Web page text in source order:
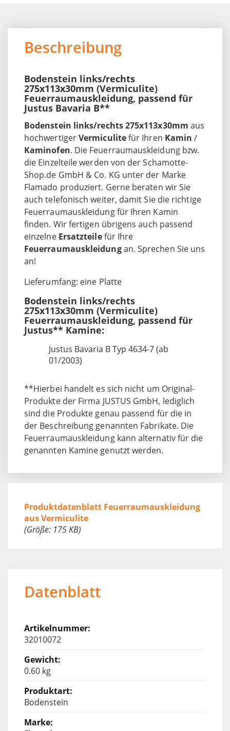
Beschreibung
Bodenstein links/rechts
275x113x30mm (Vermiculite)
Feuerraumauskleidung, passend für
Justus Bavaria B**
Bodenstein links/rechts 275x113x30mm aus
hochwertigerVermiculitefür Ihren Kamin/
Kaminofen. Die Feuerraumauskleidung bzw.
die Einzelteile werden von der Schamotte-
Shop.de GmbH & Co. KG unter der Marke
Flamado produziert. Gerne beraten wir Sie
auch telefonisch weiter, damit Sie die richtige
Feuerraumauskleidung für Ihren Kamin
finden. Wir fertigen übrigens auch passend
einzelne Ersatzteilefür Ihre
Feuerraumauskleidungan. Sprechen Sie uns
an!
Lieferumfang: eine Platte
Bodenstein links/rechts
275x113x30mm (Vermiculite)
Feuerraumauskleidung, passend für
Justus** Kamine:
Justus Bavaria B Typ 4634-7 (ab
01/2003)
**Hierbei handelt es sich nicht um Original-
Produkte der Firma JUSTUS GmbH, lediglich
sind die Produkte genau passend für die in
der Beschreibung genannten Fabrikate. Die
Feuerraumauskleidung kann alternativ für die
genannten Kamine genutzt werden.
Produktdatenblatt Feuerraumauskleidung
aus Vermiculite
(Größe: 175 KB)
Datenblatt
32010072
0.60 kg
Bodenstein